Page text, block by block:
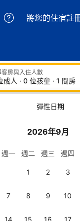
將您的住宿註
彈性日期
2026年9月
週一 週二 週三 週四
1 2 3
7 8 9 10
14 15 16 17
客房與入住人數
成人 · 0 位孩童 · 1 間房